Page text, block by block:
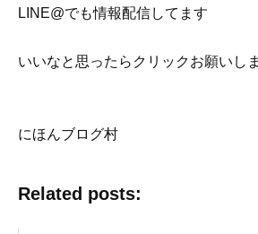
LINE@でも情報配信してます
いいなと思ったらクリックお願いし
にほんブログ村
Related posts: